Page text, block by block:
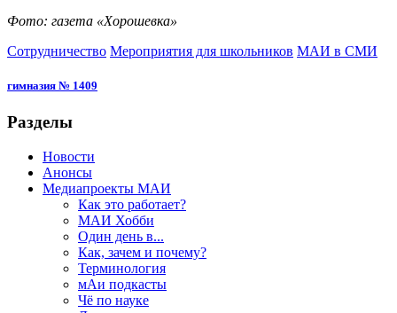
Фото: газета «Хорошевка»
Сотрудничество Мероприятия для школьников МАИ в СМИ
гимназия № 1409
Разделы
Новости
Анонсы
Медиапроекты МАИ
Как это работает?
МАИ Хобби
Один день в...
Как, зачем и почему?
Терминология
мАи подкасты
Чё по науке